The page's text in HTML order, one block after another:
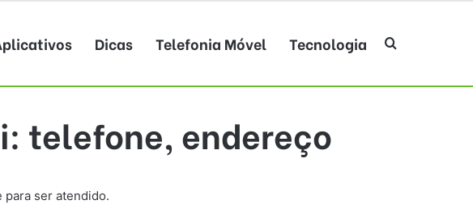
Dicas Telefonia Móvel Tecnologia Procurar por
telefone, endereço
para ser atendido.